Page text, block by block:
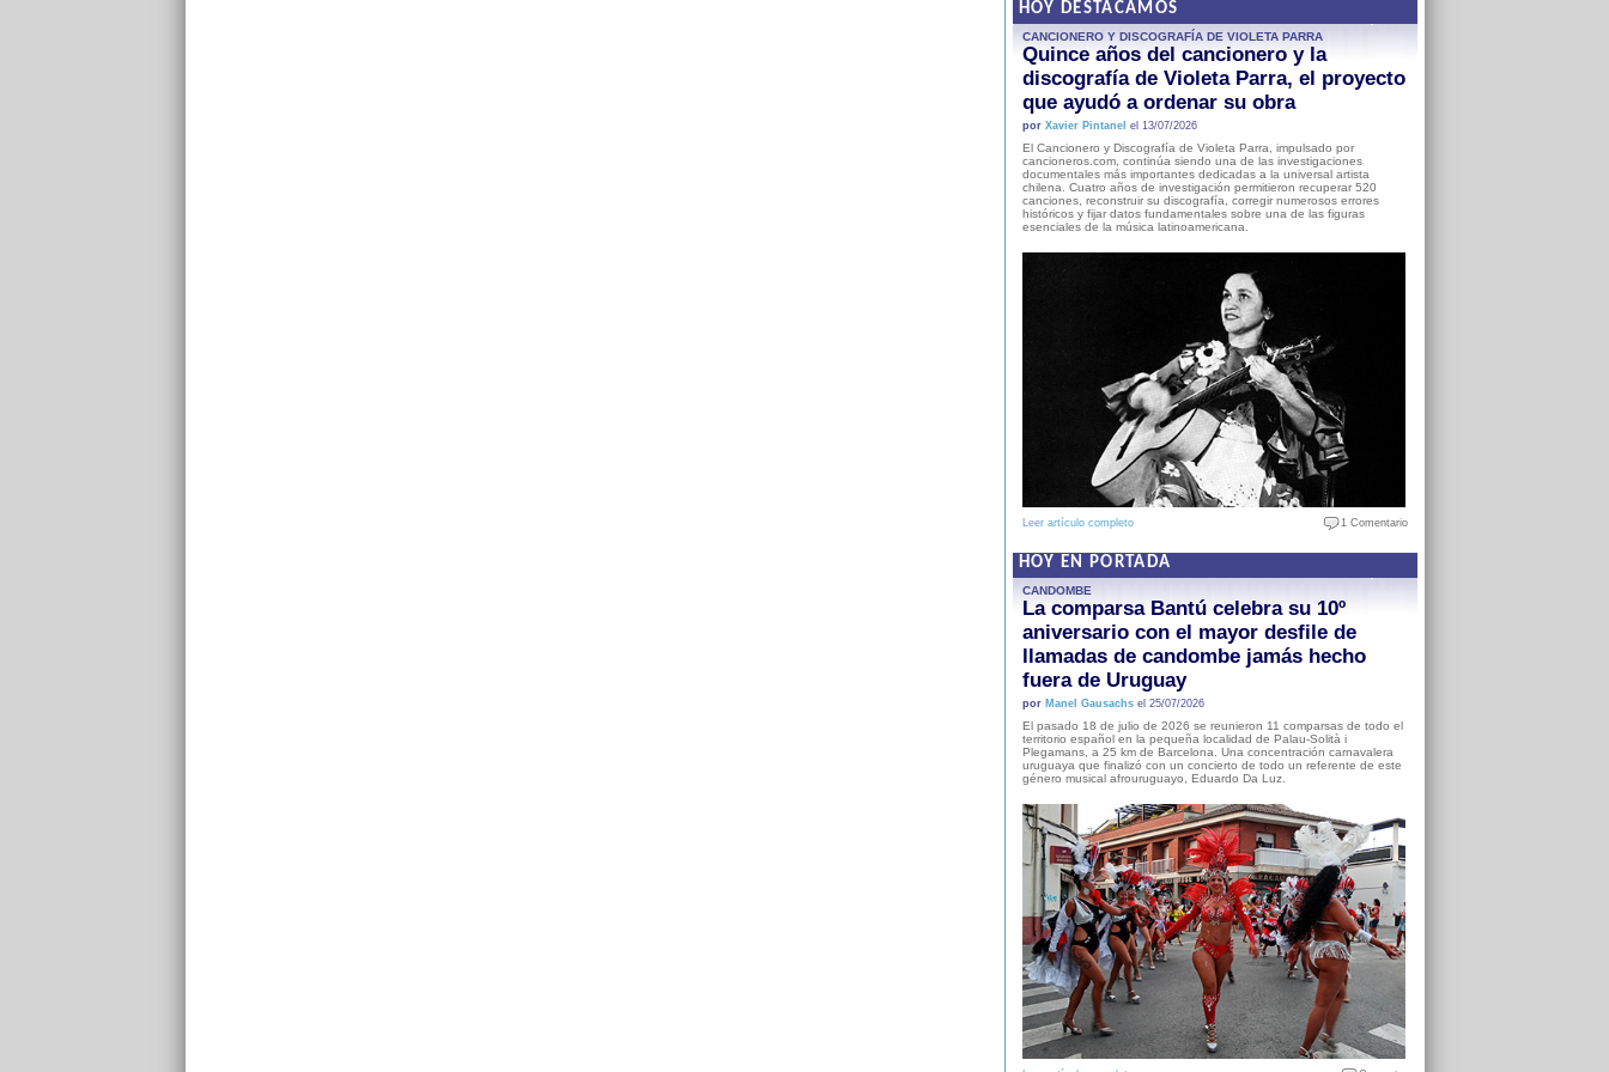
HOY DESTACAMOS
CANCIONERO Y DISCOGRAFÍA DE VIOLETA PARRA
Quince años del cancionero y la
discografía de Violeta Parra, el proyecto
que ayudó a ordenar su obra
por Xavier Pintanel el 13/07/2026
El Cancionero y Discografía de Violeta Parra, impulsado por
cancioneros.com, continúa siendo una de las investigaciones
documentales más importantes dedicadas a la universal artista
chilena. Cuatro años de investigación permitieron recuperar 520
canciones, reconstruir su discografía, corregir numerosos errores
históricos y fijar datos fundamentales sobre una de las figuras
esenciales de la música latinoamericana.
Leer artículo completo 1 Comentario
HOY EN PORTADA
CANDOMBE
La comparsa Bantú celebra su 10º
aniversario con el mayor desfile de
llamadas de candombe jamás hecho
fuera de Uruguay
por Manel Gausachsel 25/07/2026
El pasado 18 de julio de 2026 se reunieron 11 comparsas de todo el
territorio español en la pequeña localidad de Palau-Solità i
Plegamans, a 25 km de Barcelona. Una concentración carnavalera
uruguaya que finalizó con un concierto de todo un referente de este
género musical afrouruguayo, Eduardo Da Luz.